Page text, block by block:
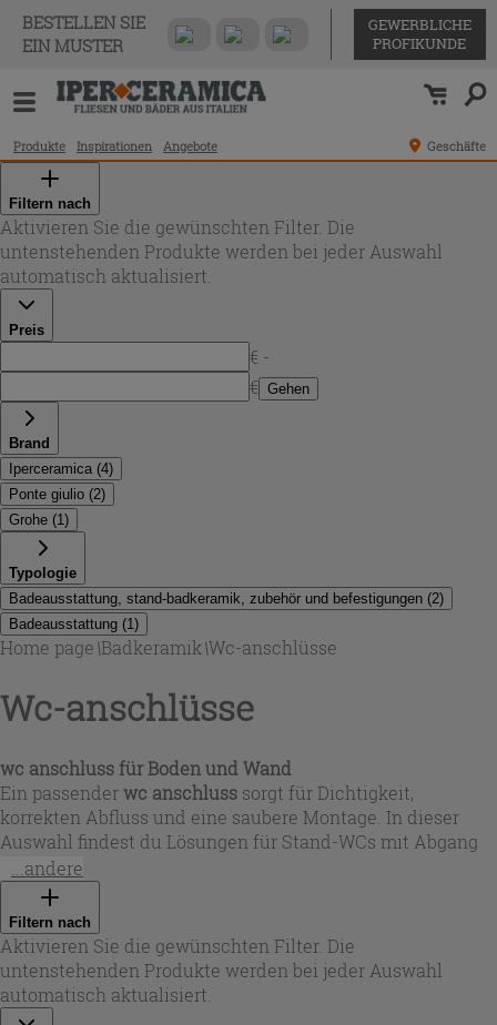
BESTELLEN SIE
EIN MUSTER
GEWERBLICHE
PROFIKUNDE
Produkte Inspirationen Angebote Geschäfte
Filtern nach
Aktivieren Sie die gewünschten Filter. Die
untenstehenden Produkte werden bei jeder Auswahl
automatisch aktualisiert.
Preis
€ -
€ Gehen
Brand
Iperceramica (4)
Ponte giulio (2)
Grohe (1)
Typologie
Badeausstattung, stand-badkeramik, zubehör und befestigungen (2)
Badeausstattung (1)
Home page\Badkeramik\Wc-anschlüsse
Wc-anschlüsse
wc anschluss für Boden und Wand
Ein passenderwc anschluss sorgt für Dichtigkeit,
korrekten Abfluss und eine saubere Montage. In dieser
Auswahl findest du Lösungen für Stand-WCs mit Abgang
nach unten oder hinten: Bodenanschlüsse mit
Schwanenhals aus robustem Polypropylen sowie gerade
Wandanschlüsse für die klassische Installation. Übliche
Maße wie Einlass 97–107 mm und Auslass 110 mm
unterstützen die Kompatibilität mit vielen Keramiken und
Abflussrohren. Bei Iperceramica wählst du den Anschluss
passend zu deinem vorhandenen Abgang – für Neubau
...andere
Filtern nach
Aktivieren Sie die gewünschten Filter. Die
untenstehenden Produkte werden bei jeder Auswahl
automatisch aktualisiert.